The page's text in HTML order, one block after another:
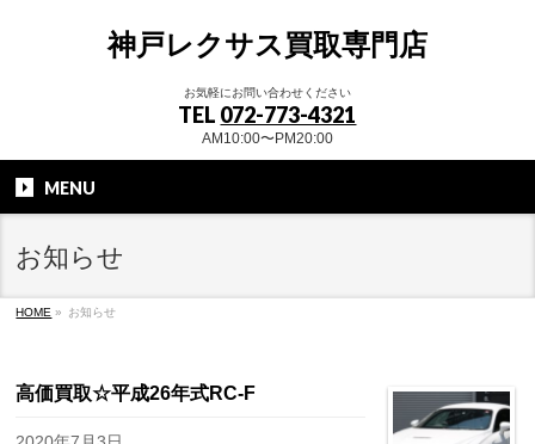
神戸レクサス買取専門店
お気軽にお問い合わせください
TEL 072-773-4321
AM10:00〜PM20:00
MENU
お知らせ
HOME » お知らせ
高価買取☆平成26年式RC-F